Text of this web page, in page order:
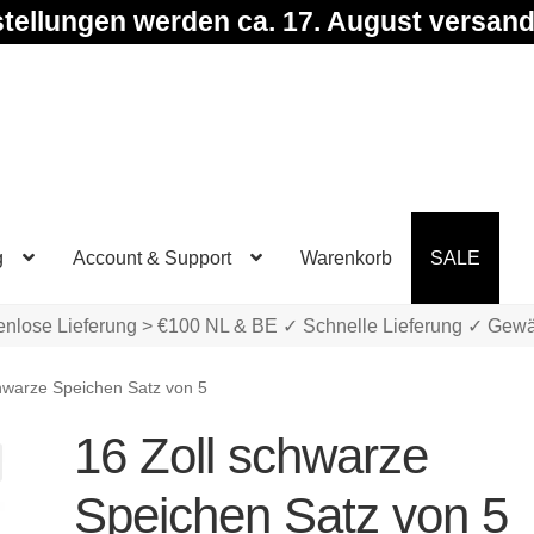
werden ca. 17. August
Account & Support Warenkorb SALE
Lieferung > €100 NL & BE ✓ Schnelle Lieferung ✓
Speichen Satz von 5
16 Zoll schwarze
Speichen Satz von 5